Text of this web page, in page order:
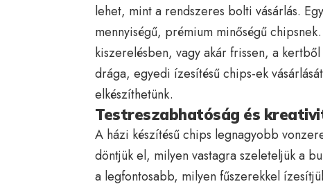
lehet, mint a rendszeres bolti vásárlás.
mennyiségű, prémium minőségű
kiszerelésben, vagy akár frissen, a
drága, egyedi ízesítésű chips-ek
elkészíthetünk.
Testreszabhatóság és
A házi készítésű chips legnagyobb
döntjük el, milyen vastagra szeleteljük a
a legfontosabb, milyen fűszerekkel